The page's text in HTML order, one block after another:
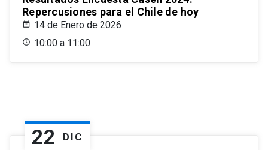
Repercusiones para el Chile de hoy
14 de Enero de 2026
10:00 a 11:00
22 DIC